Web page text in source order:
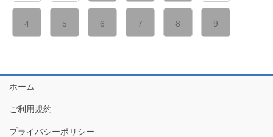
4 5 6 7 8 9
ホーム
ご利用規約
プライバシーポリシー